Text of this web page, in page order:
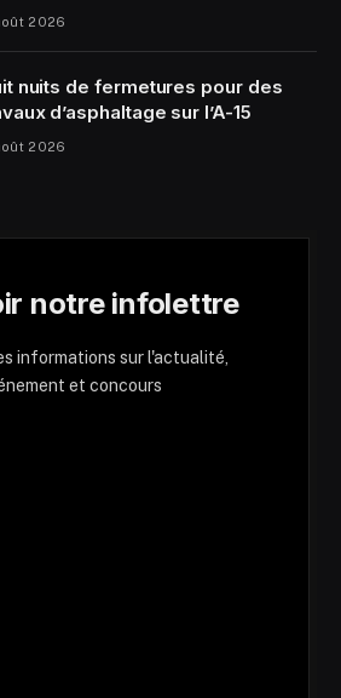
2026
nuits de fermetures pour des
d’asphaltage sur l’A-15
2026
notre infolettre
informations sur l'actualité,
et concours